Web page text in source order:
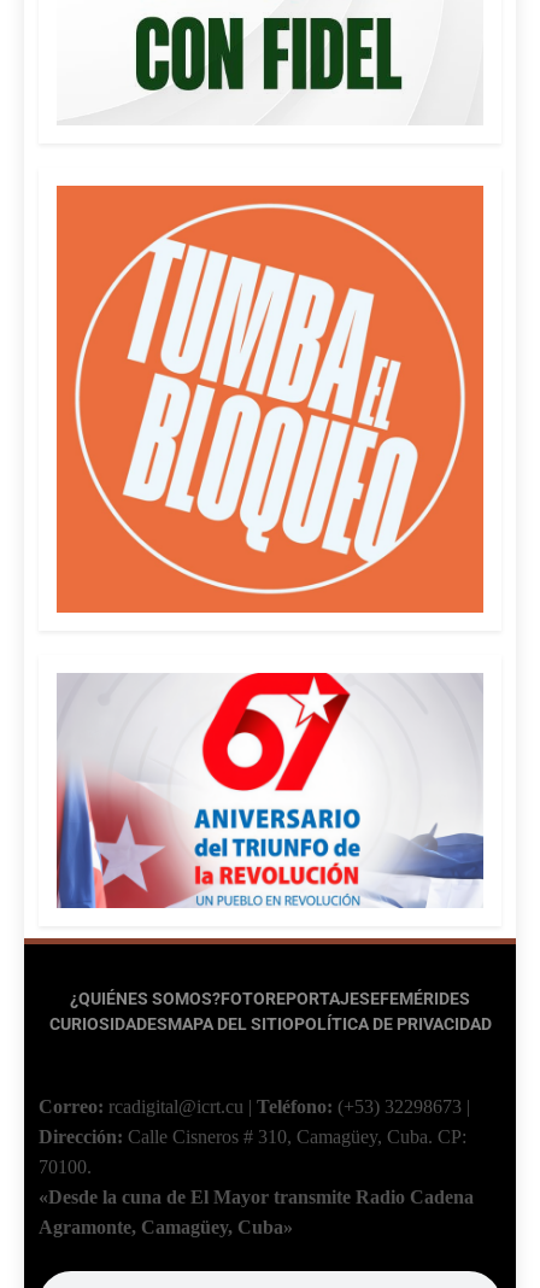
¿QUIÉNES SOMOS?FOTOREPORTAJESEFEMÉRIDES
CURIOSIDADESMAPA DEL SITIOPOLÍTICA DE PRIVACIDAD
Correo: rcadigital@icrt.cu | Teléfono: (+53) 32298673 |
Dirección: Calle Cisneros # 310, Camagüey, Cuba. CP:
70100.
«Desde la cuna de El Mayor transmite Radio Cadena
Agramonte, Camagüey, Cuba»